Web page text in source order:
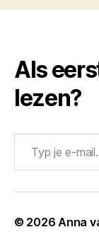
Als
lezen?
Typ je e-mail...
© 2026 Anna